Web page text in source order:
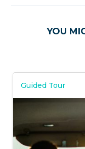
YOU
Guided Tour